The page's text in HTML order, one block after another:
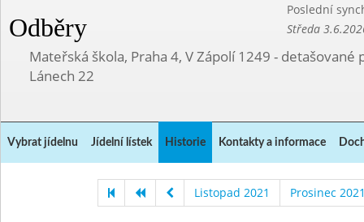
Odběry
Poslední
Středa
Mateřská škola, Praha 4, V Zápolí 1249 - detašované
Lánech 22
Vybrat jídelnu Jídelní lístek Historie Kontakty a informace
Listopad 2021 Prosinec